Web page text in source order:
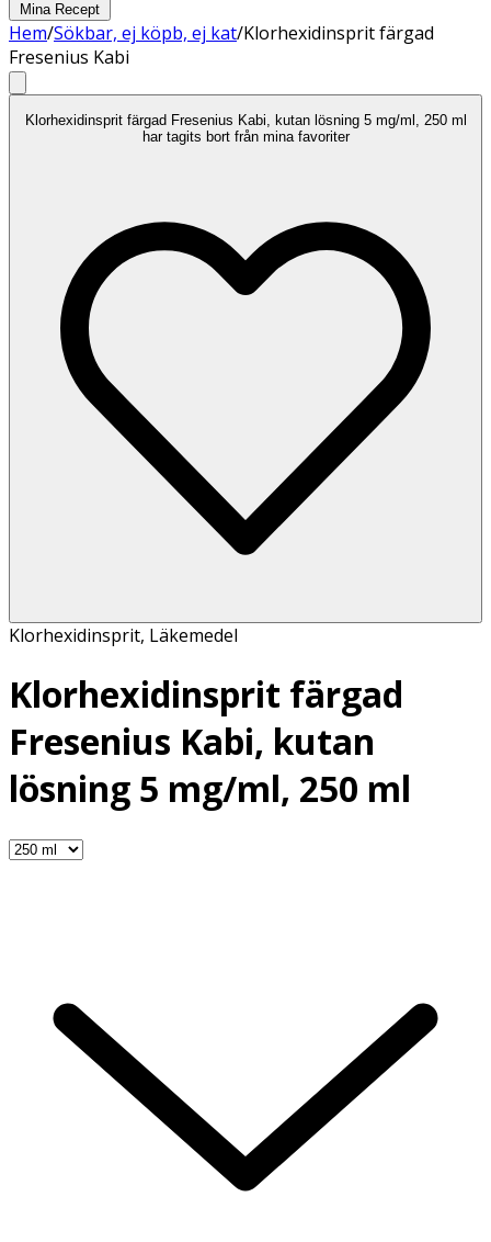
Mina Recept
Hem/Sökbar, ej köpb, ej kat/Klorhexidinsprit färgad
Fresenius Kabi
Klorhexidinsprit färgad Fresenius Kabi, kutan lösning 5 mg/ml, 250 ml
har tagits bort från mina favoriter
Klorhexidinsprit, Läkemedel
Klorhexidinsprit färgad
Fresenius Kabi, kutan
lösning 5 mg/ml, 250 ml